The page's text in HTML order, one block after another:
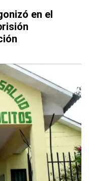
en el